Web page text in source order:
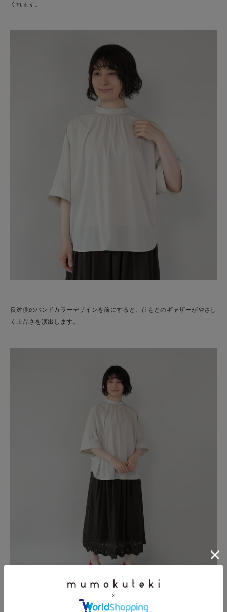
くれます。
反対側のバンドカラーデザインを前にすると、首もとのギャザーがやさし
く上品さを演出します。